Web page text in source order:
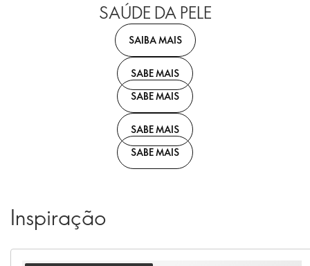
SAÚDE DA PELE
SAIBA MAIS
SABE MAIS
SABE MAIS
SABE MAIS
SABE MAIS
Inspiração